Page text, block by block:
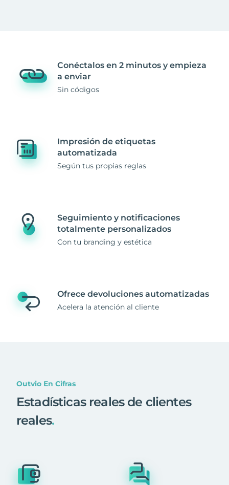
Conéctalos en 2 minutos y empieza
a enviar
Sin códigos
Impresión de etiquetas
automatizada
Según tus propias reglas
Seguimiento y notificaciones
totalmente personalizados
Con tu branding y estética
Ofrece devoluciones automatizadas
Acelera la atención al cliente
Outvio En Cifras
Estadísticas reales de clientes
reales.